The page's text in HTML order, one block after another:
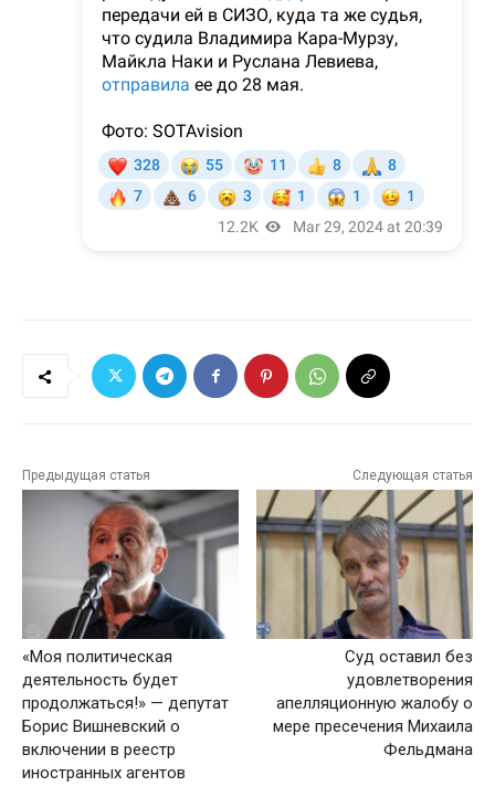
Предыдущая статья
«Моя политическая
деятельность будет
продолжаться!» — депутат
Борис Вишневский о
включении в реестр
иностранных агентов
Следующая статья
Суд оставил без
удовлетворения
апелляционную жалобу о
мере пресечения Михаила
Фельдмана